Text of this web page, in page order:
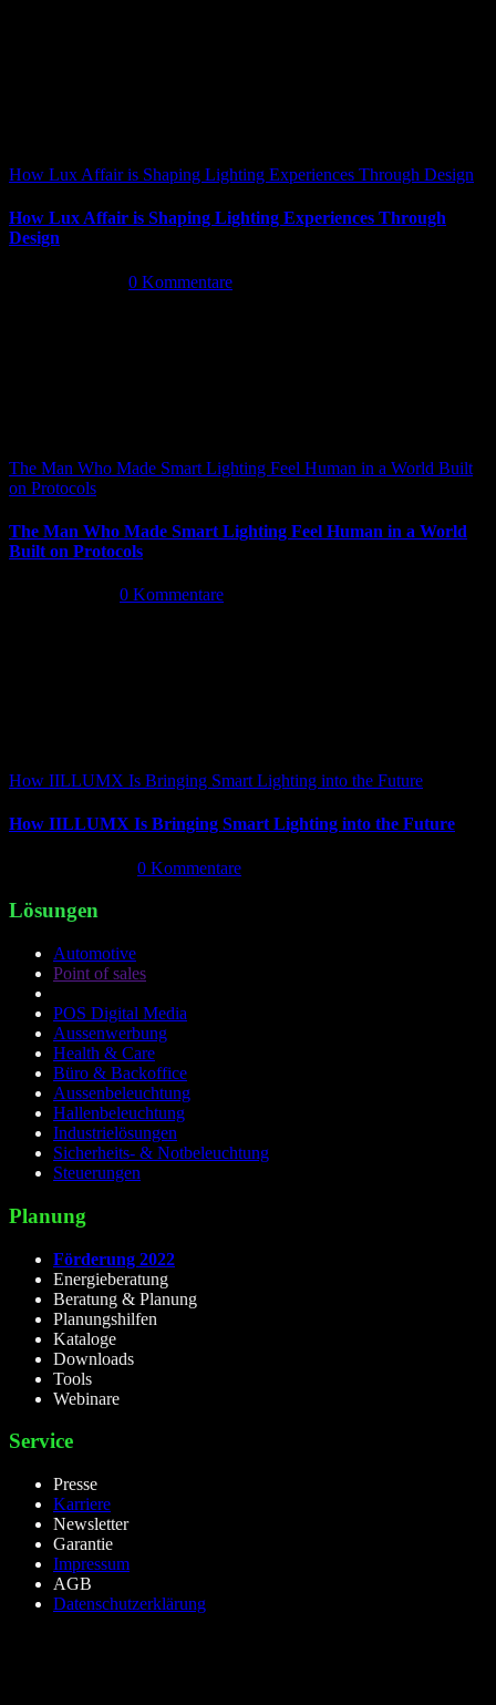
How Lux Affair is Shaping Lighting Experiences Through Design
How Lux Affair is Shaping Lighting Experiences Through
Design
0 Kommentare
The Man Who Made Smart Lighting Feel Human in a World Built
on Protocols
The Man Who Made Smart Lighting Feel Human in a World
Built on Protocols
0 Kommentare
How IILLUMX Is Bringing Smart Lighting into the Future
How IILLUMX Is Bringing Smart Lighting into the Future
0 Kommentare
Lösungen
Automotive
Point of sales
POS Digital Media
Aussenwerbung
Health & Care
Büro & Backoffice
Aussenbeleuchtung
Hallenbeleuchtung
Industrielösungen
Sicherheits- & Notbeleuchtung
Steuerungen
Planung
Förderung 2022
Energieberatung
Beratung & Planung
Planungshilfen
Kataloge
Downloads
Tools
Webinare
Service
Presse
Karriere
Newsletter
Garantie
Impressum
AGB
Datenschutzerklärung